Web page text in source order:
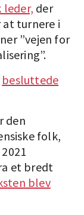
leder, der
turnere i
”vejen for
besluttede
den
folk,
et bredt
blev